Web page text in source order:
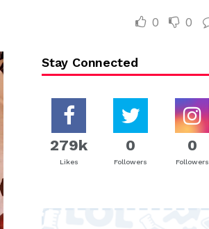
0 0
Stay Connected
279k
Likes
0
Followers
0
Followers